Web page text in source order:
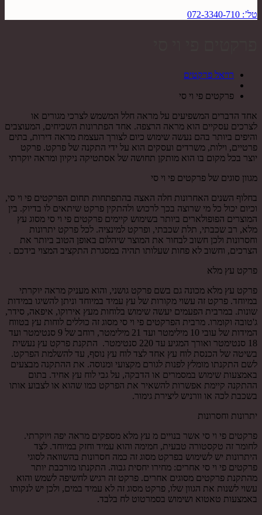
טל’: 072-3340-710
רויאל פרקטים
פרקטים פי וי סי
אחד הדברים המשפיעים על מראה חלל המשמש לצרכי מגורים או
לצרכים עסקיים הוא מראה הרצפה. אחד הפתרונות השכיחים, המעוצבים
והיפים ביותר בהם נעשה שימוש כיום לצורך העצמת מראה דירות, בתים
פרטיים, וילות, משרדים ועסקים הוא על ידי התקנה של פרקט. פרקט
יוצר בכל מקום בו הוא מותקן תחושה של אסתטיקה ניקיון ומראה יוקרתי
מגוון סוגים של פרקטים פי וי סי
בחלוף השנים האחרונות חלה האצה בהתפתחות תחום הפרקטים פי וי סי,
וכיום יכול כל מי שרוצה בכך לרכוש ולהתקין פרקט שיתאים לו בדיוק. בין
המוצרים הפופולארים ביותר בשימוש קיימים פרקטים פי וי סי מסוג עץ
מלא, רב שכבתי, תלת שכבתי, ופרקט למינציה. לכל פרקט יתרונות
וחסרונות ולכן חשוב לבחור את המוצר שיהלום באופן הטוב ביותר את
הצרכים, וחשוב לא פחות שעלותו תהיה במסגרת התקציב המצוי בידכם .
פרקט עץ מלא
פרקט עץ מלא מכונה גם בשם פרקט גושני, והוא מעניק מראה יוקרתי
במיוחד. פרקט זה עשוי מקורות של עץ עמיד במיוחד וניתן להשיגו במידות
שונות. במרבית הפעמים יעשה שימוש בלוחות מעץ אירוקו, איפאה, סידר,
ג'טובה וקומרו. מרבית הפרקטים פי וי סי מסוג זה כוללים לוחות עץ בטווח
המידות של עובי 10 מילימטר ועד 21 מילימטר, רוחב של 9 סנטימטר ועד
18 סנטימטר ואורך המגיע עד 220 סנטימטר. התקנת פרקט עץ נעשית
בשיטה של הכנסת לוח עץ אחד לצד לוח עץ נוסף, עד להשלמת הפרקט.
לשם התקנתו מומלץ לפנות לגורם מקצועי ומנוסה. את ההתקנה מבצעים
באמצעות שימוש במסמרים או הדבקה, על גבי לוח עץ אחיד. בתום
ההתקנה קיימת אפשרות להשאיר את הפרקט כמו שהוא או לצבוע אותו
בשכבת לכה או וורניש ליצירת גימור.
יתרונות וחסרונות
פרקטים פי וי סי אשר בנויים מ עץ מלא מספקים מראה יפה ויוקרתי.
לחומר זה טקסטורה טבעית, חמימה והוא עמיד וחזק במיוחד. לצד
היתרונות יש לשימוש בפרקט מסוג זה כמה חסרונות בהשוואה לסוגי
פרקטים פי וי סי אחרים: מחירו יחסית גבוה. התקנתו מורכבת יותר
מהתקנת פרקטים מסוגים אחרים. פרקט זה רגיש לחשיפה לשמש והוא
עשוי לשנות את הגוון שלו, פרקט מסוג זה לא עמיד במים, ולכן יש לנקותו
באמצעות טאטוא ושימוש בסמרטוט לח בלבד.